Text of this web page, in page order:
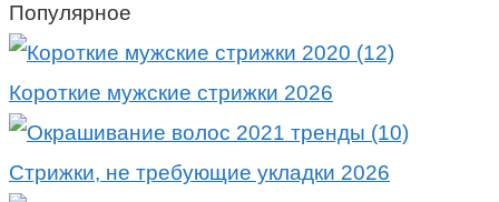
Популярное
Короткие мужские стрижки 2026
Стрижки, не требующие укладки 2026